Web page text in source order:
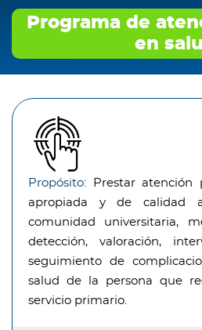
Programa de
en
Propósito: Prestar atención
apropiada y de calidad
comunidad universitaria,
detección, valoración,
seguimiento de
salud de la persona que
servicio primario.